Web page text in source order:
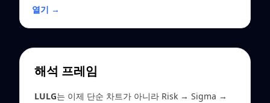
열기 →
해석 프레임
LULG는 이제 단순 차트가 아니라 Risk → Sigma →